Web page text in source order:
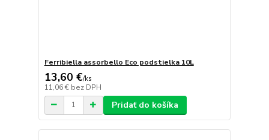
Ferribiella assorbello Eco podstielka 10L
13,60 €/ks
11,06 € bez DPH
Pridať do košíka